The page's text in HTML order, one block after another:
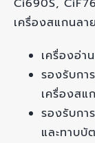
Ci690S,
เครื่องสแกนล
เครื่องอ่า
รองรับกา
เครื่องสแ
รองรับกา
และทาบบั